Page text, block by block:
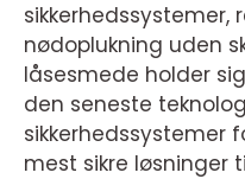
nødoplukning uden
låsesmede holder
den seneste
sikkerhedssystemer
mest sikre løsninger